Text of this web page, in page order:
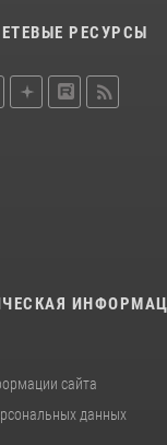
РЕСУРСЫ
сайта
данных